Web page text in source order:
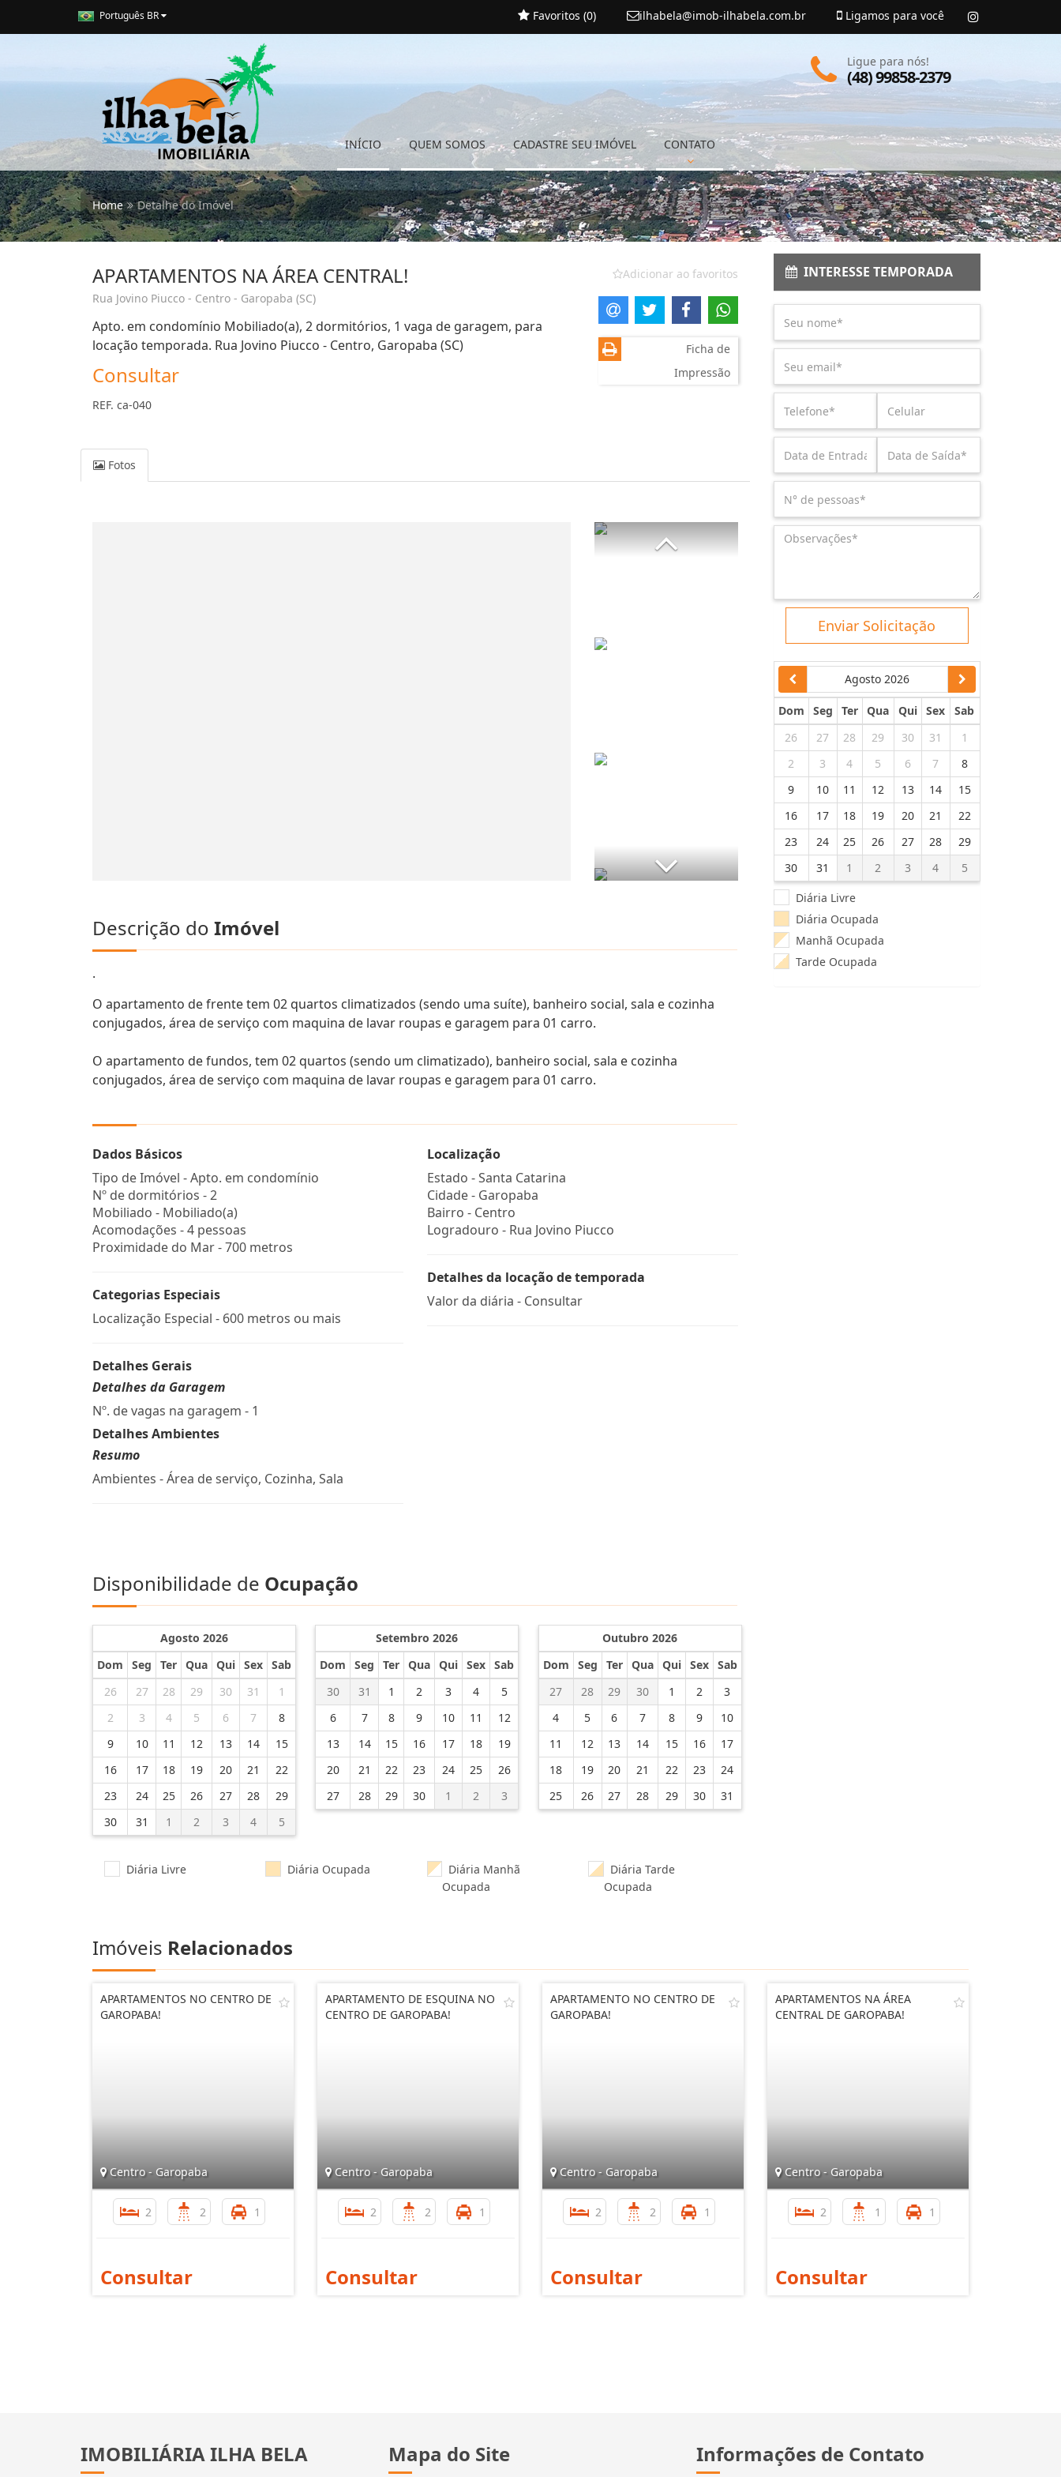
Português BR Ligamos para você
ilhabela@imob-ilhabela.com.br
Favoritos (0)
INÍCIO QUEM SOMOS CADASTRE SEU IMÓVEL CONTATO
Ligue para nós!
(48) 99858-2379
Home Detalhe do Imóvel
APARTAMENTOS NA ÁREA CENTRAL!
Rua Jovino Piucco - Centro - Garopaba (SC)
Apto. em condomínio Mobiliado(a), 2 dormitórios, 1 vaga de garagem, para
locação temporada. Rua Jovino Piucco - Centro, Garopaba (SC)
Consultar
REF. ca-040
Adicionar ao favoritos
Ficha de
Impressão
Fotos
Descrição do Imóvel
.
O apartamento de frente tem 02 quartos climatizados (sendo uma suíte), banheiro social, sala e cozinha
conjugados, área de serviço com maquina de lavar roupas e garagem para 01 carro.
O apartamento de fundos, tem 02 quartos (sendo um climatizado), banheiro social, sala e cozinha
conjugados, área de serviço com maquina de lavar roupas e garagem para 01 carro.
Dados Básicos
Tipo de Imóvel - Apto. em condomínio
Nº de dormitórios - 2
Mobiliado - Mobiliado(a)
Acomodações - 4 pessoas
Proximidade do Mar - 700 metros
Categorias Especiais
Localização Especial - 600 metros ou mais
Detalhes Gerais
Detalhes da Garagem
Nº. de vagas na garagem - 1
Detalhes Ambientes
Resumo
Ambientes - Área de serviço, Cozinha, Sala
Localização
Estado -Santa Catarina
Cidade - Garopaba
Bairro - Centro
Logradouro - Rua Jovino Piucco
Detalhes da locação de temporada
Valor da diária - Consultar
Disponibilidade de Ocupação
Agosto 2026
Dom
Seg Ter Qua Qui Sex Sab
26
27 28 29 30 31
1
2
3 4 5 6 7
8
9
10 11 12 13 14
15
16
17 18 19 20 21
22
23
24 25 26 27 28
29
30
31 1 2 3 4 5
Setembro 2026
Dom
Seg Ter Qua Qui Sex
Sab
30
31 1 2 3 4
5
6
7 8 9 10 11
12
13
14 15 16 17 18
19
20
21 22 23 24 25
26
27
28 29 30 1 2 3
Outubro 2026
Dom
Seg Ter Qua Qui Sex Sab
27
28 29 30 1 2
3
4
5 6 7 8 9
10
11
12 13 14 15 16
17
18
19 20 21 22 23
24
25
26 27 28 29 30 31
Diária Livre Diária Ocupada
Diária Manhã
Ocupada
Diária Tarde
Ocupada
INTERESSE TEMPORADA
Enviar Solicitação
Agosto 2026
Dom Seg Ter Qua Qui Sex
Sab
26
27 28 29 30 31
1
2
3 4 5 6 7
8
9
10 11 12 13 14
15
16
17 18 19 20 21
22
23
24 25 26 27 28
29
30
31 1 2 3 4
5
Diária Livre
Diária Ocupada
Manhã Ocupada
Tarde Ocupada
Imóveis Relacionados
APARTAMENTOS NO CENTRO DE
GAROPABA!
Centro - Garopaba
2 2 1
Consultar
APARTAMENTO DE ESQUINA NO
CENTRO DE GAROPABA!
Centro - Garopaba
2 2 1
Consultar
APARTAMENTO NO CENTRO DE
GAROPABA!
Centro - Garopaba
2 2 1
Consultar
APARTAMENTOS NA ÁREA
CENTRAL DE GAROPABA!
Centro - Garopaba
2 1 1
Consultar
IMOBILIÁRIA ILHA BELA Mapa do Site Informações de Contato